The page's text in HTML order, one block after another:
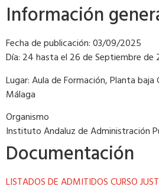
Información
Fecha de publicación: 03/09/2025
Día: 24 hasta el 26 de Septiembre de
Lugar: Aula de Formación, Planta baja
Málaga
Organismo
Instituto Andaluz de Administración
Documentación
LISTADOS DE ADMITIDOS CURSO